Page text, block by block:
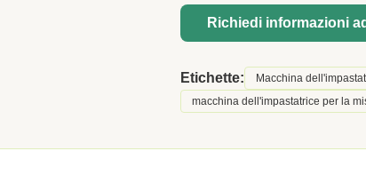
Richiedi informazioni
Etichette:
Macchina
macchina dell'impastatrice per la